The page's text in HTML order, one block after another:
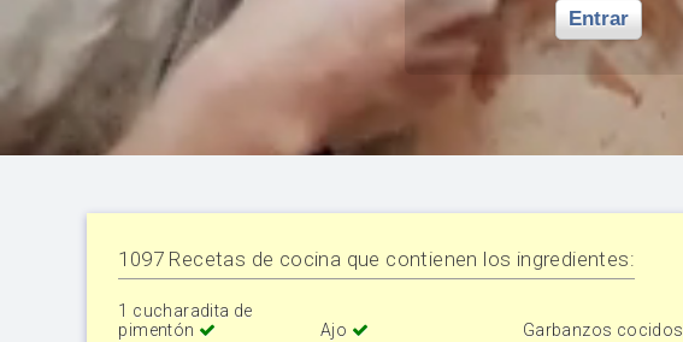
Entrar
1097 Recetas de cocina que contienen los ingredientes:
1 cucharadita de
pimentón
Ajo Garbanzos cocidos